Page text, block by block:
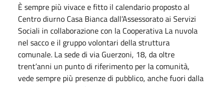
È sempre più vivace e fitto il calendario proposto al
Centro diurno Casa Bianca dall’Assessorato ai Servizi
Sociali in collaborazione con la Cooperativa La nuvola
nel sacco e il gruppo volontari della struttura
comunale. La sede di via Guerzoni, 18, da oltre
trent’anni un punto di riferimento per la comunità,
vede sempre più presenze di pubblico, anche fuori dalla